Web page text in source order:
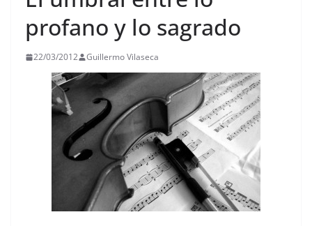
profano y lo sagrado
22/03/2012 Guillermo Vilaseca